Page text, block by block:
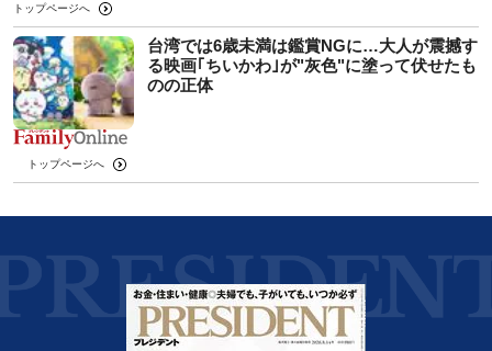
トップページへ
台湾では6歳未満は鑑賞NGに…大人が震撼す
る映画｢ちいかわ｣が"灰色"に塗って伏せたも
のの正体
トップページへ